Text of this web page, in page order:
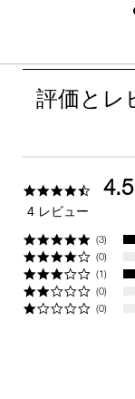
評価とレ
4.54.5
4 レビュー
(3)
(0)
(1)
(0)
(0)